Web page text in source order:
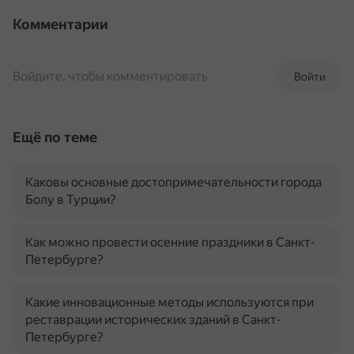
Комментарии
Войти
Войдите, чтобы комментировать
Ещё по теме
Каковы основные достопримечательности города
Болу в Турции?
Как можно провести осенние праздники в Санкт-
Петербурге?
Какие инновационные методы используются при
реставрации исторических зданий в Санкт-
Петербурге?